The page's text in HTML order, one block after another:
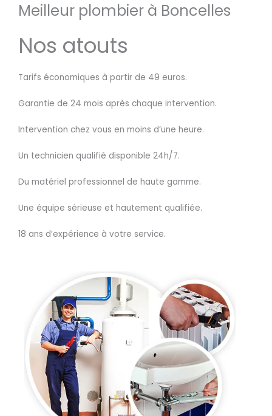
Meilleur plombier à Boncelles
Nos atouts
Tarifs économiques à partir de 49 euros.
Garantie de 24 mois après chaque intervention.
Intervention chez vous en moins d’une heure.
Un technicien qualifié disponible 24h/7.
Du matériel professionnel de haute gamme.
Une équipe sérieuse et hautement qualifiée.
18 ans d’expérience à votre service.